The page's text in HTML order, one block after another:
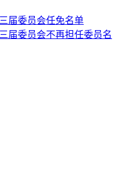
届委员会任免名单
届委员会不再担任委员名